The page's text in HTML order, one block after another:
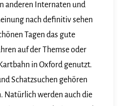
anderen Internaten und
nach definitiv sehen
Tagen das gute
auf der Themse oder
in Oxford genutzt.
Schatzsuchen gehören
Natürlich werden auch die